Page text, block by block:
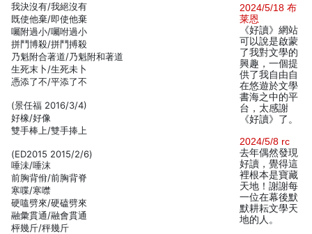
我決沒有/我絕沒有
既使他棄/即使他棄
囑附過小/囑咐過小
拼鬥博殺/拼鬥搏殺
乃魁附合著道/乃魁附和著道
生死末卜/生死未卜
憑添了不/平添了不
(景任福 2016/3/4)
好橡/好像
雙手棒上/雙手捧上
(ED2015 2015/2/6)
唾沬/唾沫
前胸背佾/前胸背脊
寒喋/寒噤
硬嗑劈來/硬磕劈來
融彙貫通/融會貫通
枰幾斤/秤幾斤
2024/5/18 布
莱恩
《好讀》網站
可以說是啟蒙
了我對文學的
興趣，一個提
供了我自由自
在悠遊於文學
書海之中的平
台，太感謝
《好讀》了。
2024/5/8 rc
去年偶然發現
好讀，覺得這
裡根本是寶藏
天地！謝謝每
一位在幕後默
默耕耘文學天
地的人。